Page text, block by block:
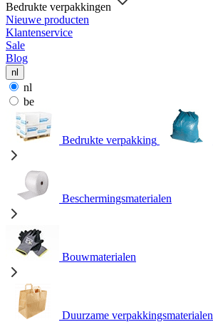
Bedrukte verpakkingen
Nieuwe producten
Klantenservice
Sale
Blog
nl
nl
be
Bedrukte verpakking
Beschermingsmaterialen
Bouwmaterialen
Duurzame verpakkingsmaterialen